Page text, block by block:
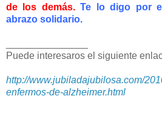
de los demás. Te lo digo por
abrazo solidario.
Puede interesaros el siguiente
http://www.jubiladajubilosa.com/
enfermos-de-alzheimer.html